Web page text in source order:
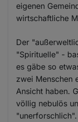
eigenen
wirtschaftliche
Der
"Spirituelle" -
es gäbe so
zwei Menschen
Ansicht haben.
völlig nebulös